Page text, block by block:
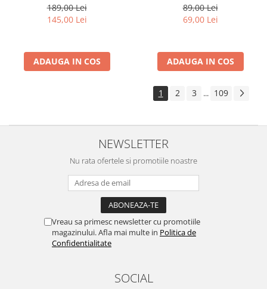
189,00 Lei
145,00 Lei
ADAUGA IN COS
89,00 Lei
69,00 Lei
ADAUGA IN COS
1 2 3 ... 109
NEWSLETTER
Nu rata ofertele si promotiile noastre
Vreau sa primesc newsletter cu promotiile
magazinului. Afla mai multe in Politica de
Confidentialitate
SOCIAL